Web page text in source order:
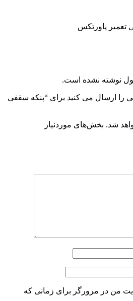
نوشته نشده است.
را ارسال می کنید برای “پنکه سقفی
شد. بخش‌های موردنیاز
من در مرورگر برای زمانی که